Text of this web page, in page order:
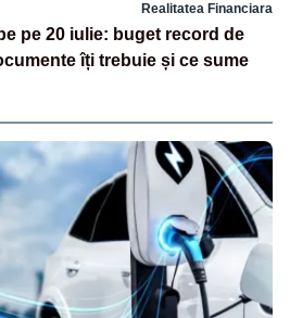
Realitatea Financiara
pe 20 iulie: buget record de
îți trebuie și ce sume